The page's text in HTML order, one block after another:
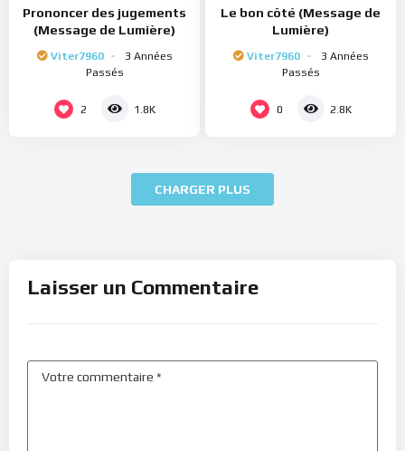
Prononcer des jugements
(Message de Lumière)
Viter7960
3 Années
Passés
2 1.8K
Le bon côté (Message de
Lumière)
Viter7960
3 Années
Passés
0 2.8K
CHARGER PLUS
Laisser un Commentaire